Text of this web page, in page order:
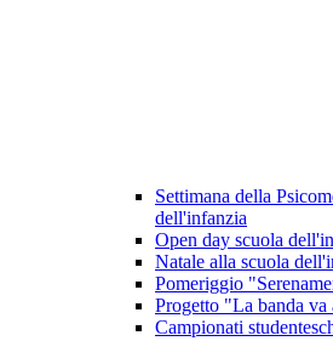
Settimana della
dell'infanzia
Open day scuola
Natale alla scuola
Pomeriggio
Progetto "La banda va
Campionati